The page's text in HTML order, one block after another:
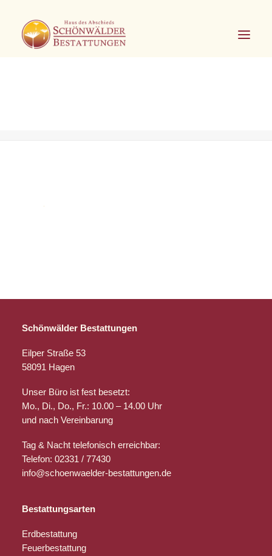
Schönwälder Bestattungen
Eilper Straße 53
58091 Hagen
Unser Büro ist fest besetzt:
Mo., Di., Do., Fr.: 10.00 – 14.00 Uhr
und nach Vereinbarung
Tag & Nacht telefonisch erreichbar:
Telefon: 02331 / 77430
info@schoenwaelder-bestattungen.de
Bestattungsarten
Erdbestattung
Feuerbestattung